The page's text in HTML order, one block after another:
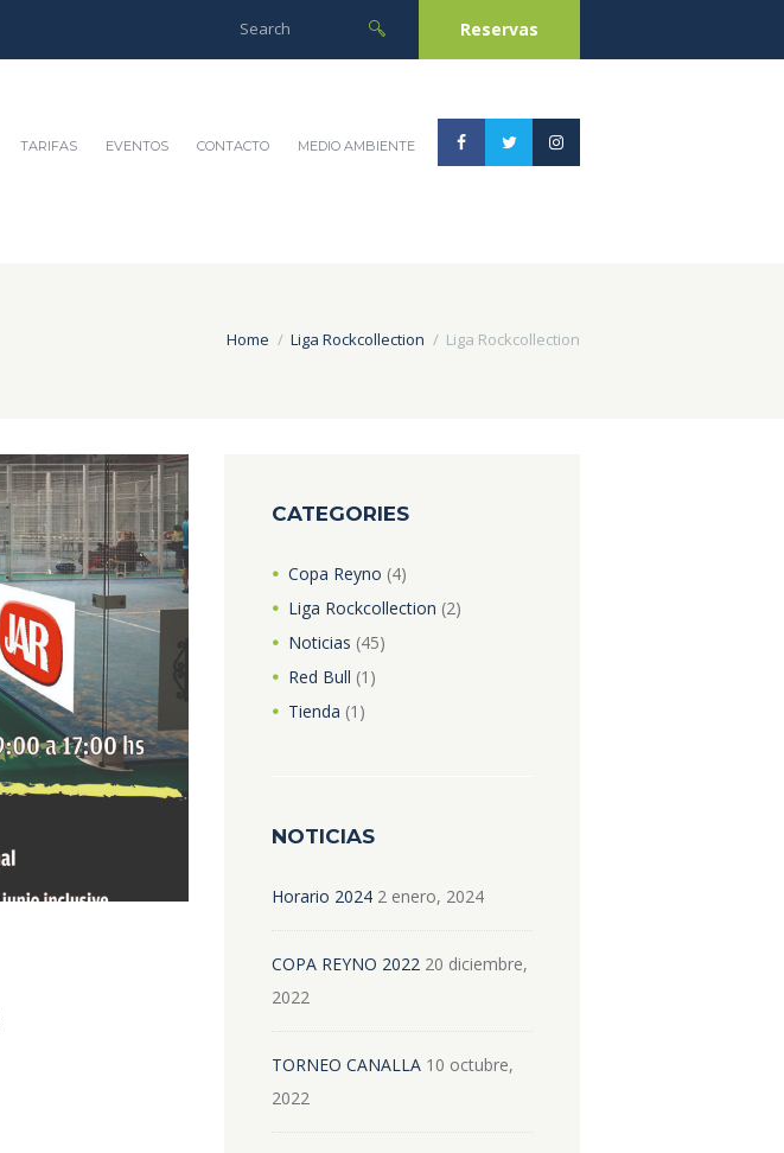
Reservas
TARIFAS EVENTOS CONTACTO MEDIO AMBIENTE
Home Liga Rockcollection Liga Rockcollection
CATEGORIES
Copa Reyno (4)
Liga Rockcollection (2)
Noticias (45)
Red Bull (1)
Tienda (1)
NOTICIAS
Horario 2024 2 enero, 2024
COPA REYNO 2022 20 diciembre,
2022
TORNEO CANALLA 10 octubre,
2022